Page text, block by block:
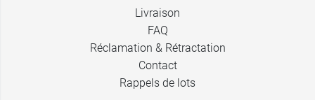
Livraison
FAQ
Réclamation & Rétractation
Contact
Rappels de lots